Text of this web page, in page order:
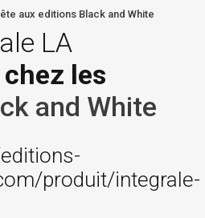
aux editions Black and White
LA
chez les
and White
produit/integrale-